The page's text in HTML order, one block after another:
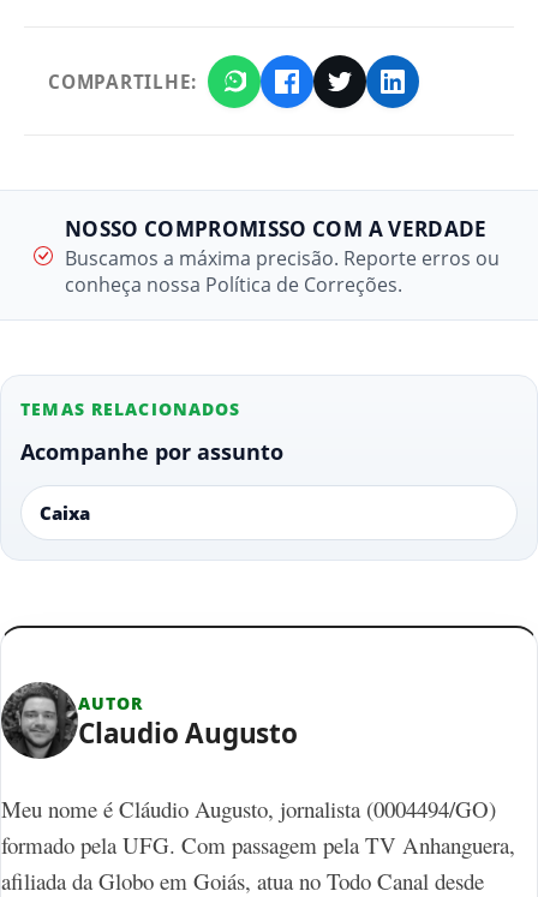
COMPARTILHE:
NOSSO COMPROMISSO COM A VERDADE
Buscamos a máxima precisão. Reporte erros ou
conheça nossa Política de Correções.
TEMAS RELACIONADOS
Acompanhe por assunto
Caixa
AUTOR
Claudio Augusto
Meu nome é Cláudio Augusto, jornalista (0004494/GO)
formado pela UFG. Com passagem pela TV Anhanguera,
afiliada da Globo em Goiás, atua no Todo Canal desde